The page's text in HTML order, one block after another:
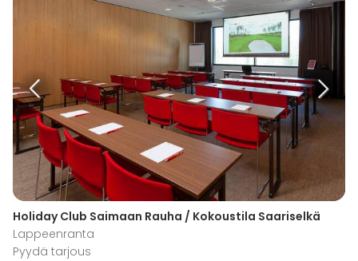
Holiday Club Saimaan Rauha / Kokoustila Saariselkä
Lappeenranta
Pyydä tarjous